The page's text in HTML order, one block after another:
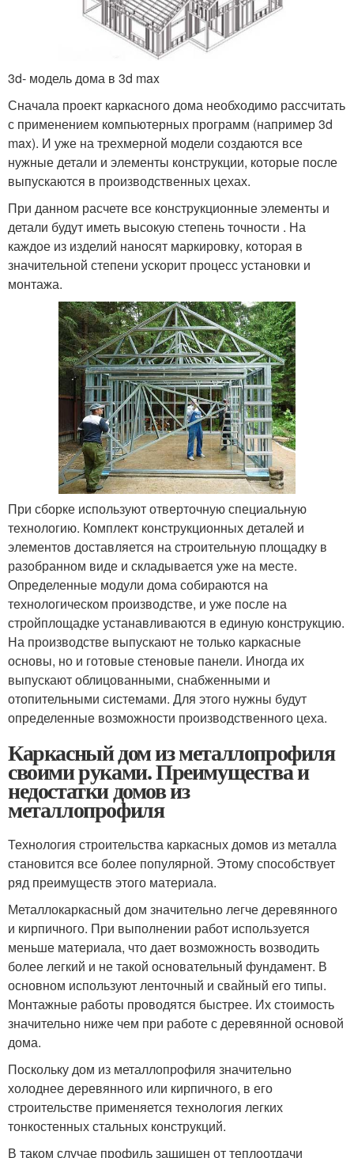
3d- модель дома в 3d max
Сначала проект каркасного дома необходимо рассчитать
с применением компьютерных программ (например 3d
max). И уже на трехмерной модели создаются все
нужные детали и элементы конструкции, которые после
выпускаются в производственных цехах.
При данном расчете все конструкционные элементы и
детали будут иметь высокую степень точности . На
каждое из изделий наносят маркировку, которая в
значительной степени ускорит процесс установки и
монтажа.
При сборке используют отверточную специальную
технологию. Комплект конструкционных деталей и
элементов доставляется на строительную площадку в
разобранном виде и складывается уже на месте.
Определенные модули дома собираются на
технологическом производстве, и уже после на
стройплощадке устанавливаются в единую конструкцию.
На производстве выпускают не только каркасные
основы, но и готовые стеновые панели. Иногда их
выпускают облицованными, снабженными и
отопительными системами. Для этого нужны будут
определенные возможности производственного цеха.
Каркасный дом из металлопрофиля
своими руками. Преимущества и
недостатки домов из
металлопрофиля
Технология строительства каркасных домов из металла
становится все более популярной. Этому способствует
ряд преимуществ этого материала.
Металлокаркасный дом значительно легче деревянного
и кирпичного. При выполнении работ используется
меньше материала, что дает возможность возводить
более легкий и не такой основательный фундамент. В
основном используют ленточный и свайный его типы.
Монтажные работы проводятся быстрее. Их стоимость
значительно ниже чем при работе с деревянной основой
дома.
Поскольку дом из металлопрофиля значительно
холоднее деревянного или кирпичного, в его
строительстве применяется технология легких
тонкостенных стальных конструкций.
В таком случае профиль защищен от теплоотдачи